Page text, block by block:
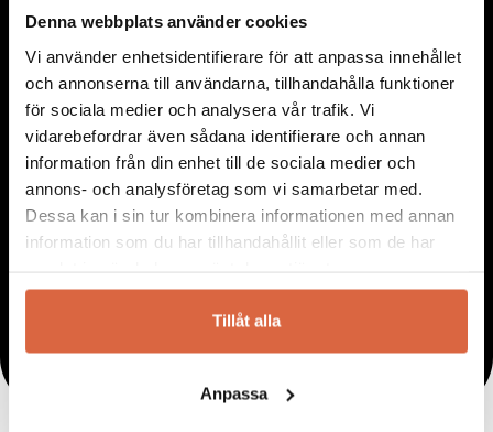
Denna webbplats använder cookies
Vi använder enhetsidentifierare för att anpassa innehållet
och annonserna till användarna, tillhandahålla funktioner
för sociala medier och analysera vår trafik. Vi
vidarebefordrar även sådana identifierare och annan
information från din enhet till de sociala medier och
annons- och analysföretag som vi samarbetar med.
Dessa kan i sin tur kombinera informationen med annan
information som du har tillhandahållit eller som de har
Tillåt alla
Anpassa